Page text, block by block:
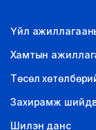
Үйл
Хамтын
Төсөл
Захирамж
Шилэн данс